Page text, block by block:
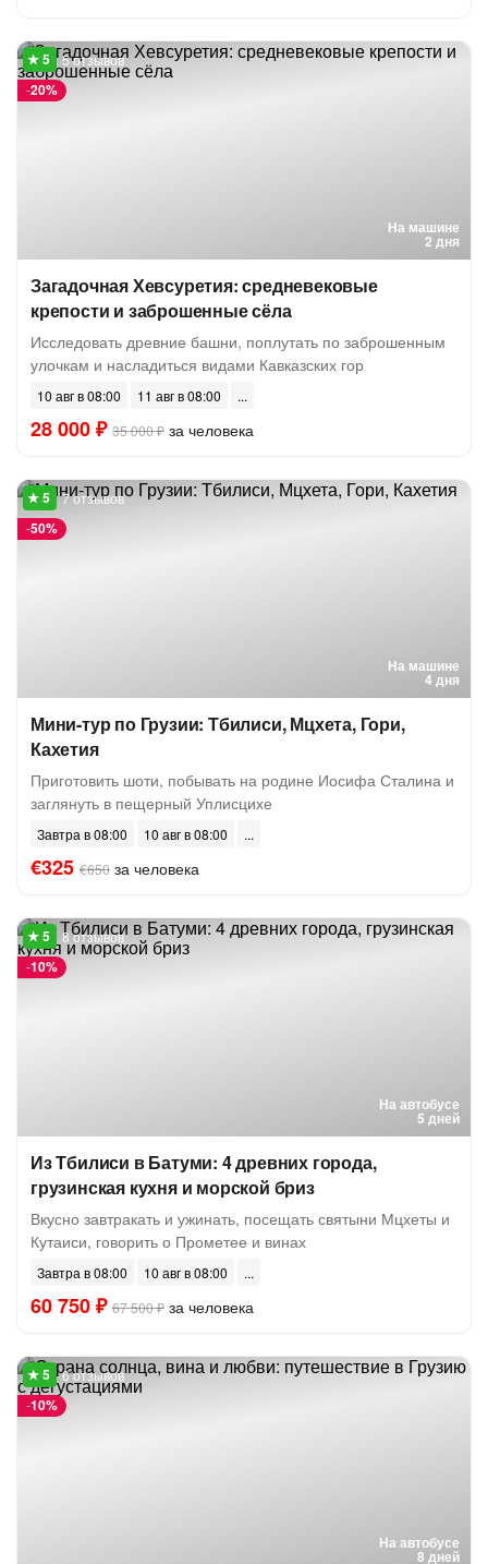
На машине
2 дня
-20%
5 отзывов
Загадочная Хевсуретия: средневековые
крепости и заброшенные сёла
Исследовать древние башни, поплутать по заброшенным
улочкам и насладиться видами Кавказских гор
10 авг в 08:00 11 авг в 08:00
28 000 ₽ 35 000 ₽ за человека
На машине
4 дня
-50%
7 отзывов
Мини-тур по Грузии: Тбилиси, Мцхета, Гори,
Кахетия
Приготовить шоти, побывать на родине Иосифа Сталина и
заглянуть в пещерный Уплисцихе
Завтра в 08:00 10 авг в 08:00
€325 €650 за человека
На автобусе
5 дней
-10%
8 отзывов
Из Тбилиси в Батуми: 4 древних города,
грузинская кухня и морской бриз
Вкусно завтракать и ужинать, посещать святыни Мцхеты и
Кутаиси, говорить о Прометее и винах
Завтра в 08:00 10 авг в 08:00
60 750 ₽ 67 500 ₽ за человека
На автобусе
8 дней
-10%
6 отзывов